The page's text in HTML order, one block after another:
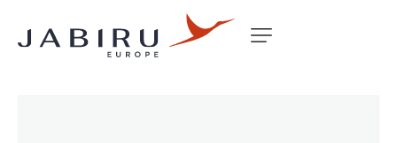
Accueil Non classé